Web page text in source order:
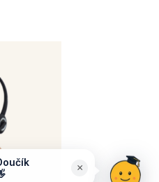
×